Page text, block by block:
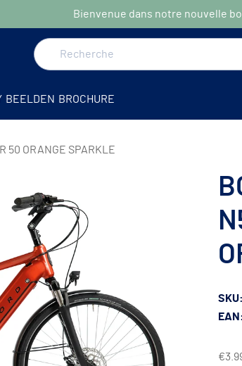
Bienvenue dans notre nouvelle
BEELDEN BROCHURE
50 ORANGE SPARKLE
SKU:
EAN: